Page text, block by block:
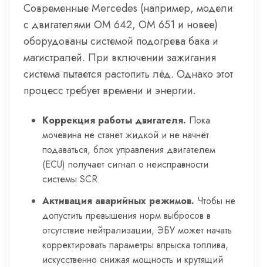
Современные Mercedes (например, модели
с двигателями OM 642, OM 651 и новее)
оборудованы системой подогрева бака и
магистралей. При включении зажигания
система пытается растопить лёд. Однако этот
процесс требует времени и энергии.
Коррекция работы двигателя. Пока
мочевина не станет жидкой и не начнёт
подаваться, блок управления двигателем
(ECU) получает сигнал о неисправности
системы SCR.
Активация аварийных режимов. Чтобы не
допустить превышения норм выбросов в
отсутствие нейтрализации, ЭБУ может начать
корректировать параметры впрыска топлива,
искусственно снижая мощность и крутящий